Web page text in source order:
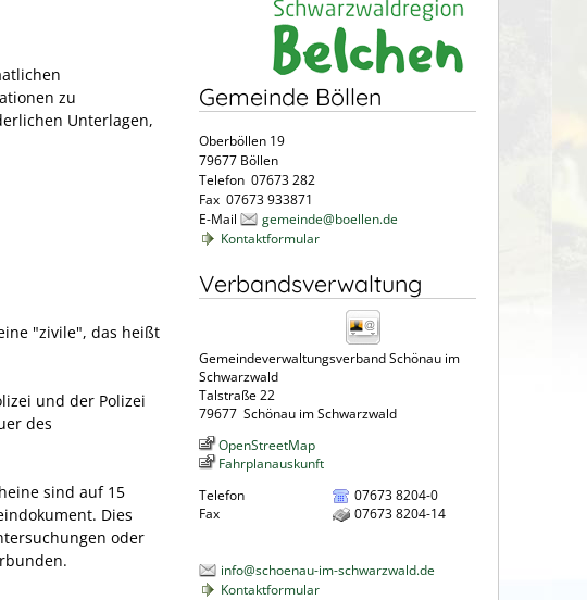
zu
Unterlagen,
"zivile", das heißt
und der Polizei
des
sind auf 15
Dies
oder
Gemeinde Böllen
Oberböllen 19
79677 Böllen
Telefon 07673 282
Fax 07673 933871
E-Mail
gemeinde@boellen.de
Kontaktformular
Verbandsverwaltung
Gemeindeverwaltungsverband Schönau im
Schwarzwald
Talstraße 22
79677 Schönau im Schwarzwald
OpenStreetMap
Fahrplanauskunft
Telefon
07673 8204-0
Fax
07673 8204-14
info@schoenau-im-schwarzwald.de
Kontaktformular